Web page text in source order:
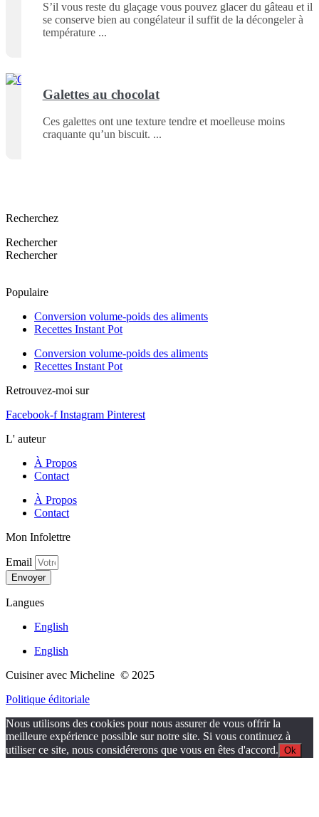
S’il vous reste du glaçage vous pouvez glacer du gâteau et il
se conserve bien au congélateur il suffit de la décongeler à
température
Galettes au chocolat
Ces galettes ont une texture tendre et moelleuse moins
craquante qu’un biscuit.
Recherchez
Rechercher
Rechercher
Populaire
Conversion volume-poids des aliments
Recettes Instant Pot
Conversion volume-poids des aliments
Recettes Instant Pot
Retrouvez-moi sur
Facebook-f Instagram Pinterest
L' auteur
À Propos
Contact
À Propos
Contact
Mon Infolettre
Email
Envoyer
Langues
English
English
Cuisiner avec Micheline © 2025
Politique éditoriale
Nous utilisons des cookies pour nous assurer de vous offrir la
meilleure expérience possible sur notre site. Si vous continuez à
utiliser ce site, nous considérerons que vous en êtes d'accord. Ok